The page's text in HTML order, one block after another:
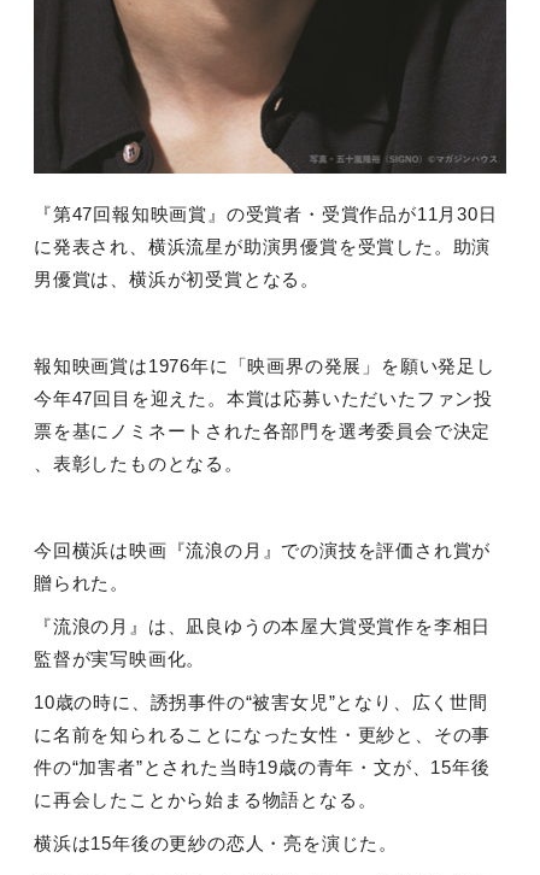
『第47回報知映画賞』の受賞者・受賞作品が11 月30日
に発表され、横浜流星が助演男優賞を受賞した。助演
男優賞は、横浜が初受賞となる。
報知映画賞は1976年に「映画界の発展」を願い発足し
今年47回目を迎えた。本賞は応募いただいたファン投
票を基にノミネートされた各部門を選考委員会で決定
、表彰したものとなる。
今回横浜は映画『流浪の月』での演技を評価され賞が
贈られた。
『流浪の月』は、凪良ゆうの本屋大賞受賞作を李相日
監督が実写映画化。
10歳の時に、誘拐事件の“被害女児”となり、広く世間
に名前を知られることになった女性・更紗と、その事
件の“加害者”とされた当時19歳の青年・文が、 15年後
に再会したことから始まる物語となる。
横浜は15年後の更紗の恋人・亮を演じた。